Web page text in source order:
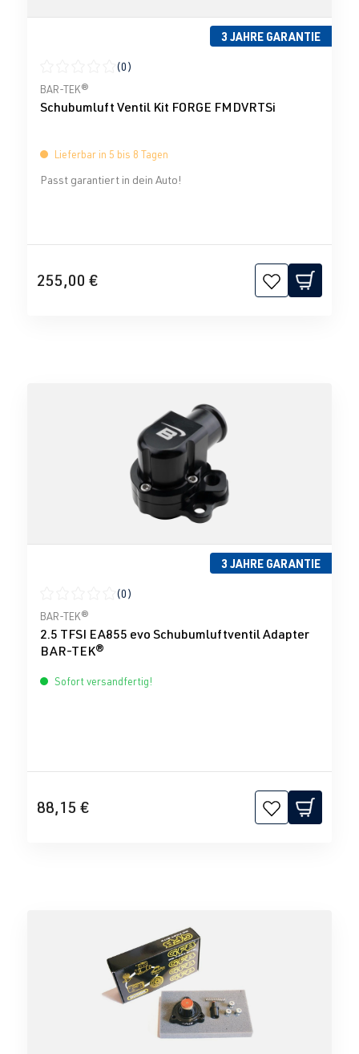
3 JAHRE GARANTIE
Durchschnittliche Bewertung von 0 von 5 Sternen
(0)
BAR-TEK®
Schubumluft Ventil Kit FORGE FMDVRTSi
Lieferbar in 5 bis 8 Tagen
Passt garantiert in dein Auto!
255,00 €
3 JAHRE GARANTIE
Durchschnittliche Bewertung von 0 von 5 Sternen
(0)
BAR-TEK®
2.5 TFSI EA855 evo Schubumluftventil Adapter
BAR-TEK®
Sofort versandfertig!
88,15 €